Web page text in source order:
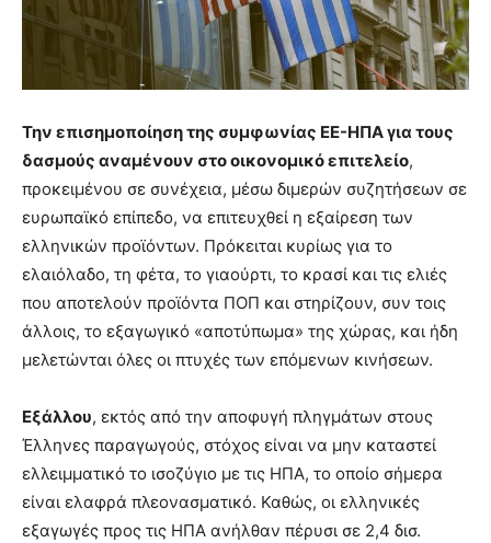
Την επισημοποίηση της συμφωνίας ΕΕ-ΗΠΑ για τους
δασμούς αναμένουν στο οικονομικό επιτελείο,
προκειμένου σε συνέχεια, μέσω διμερών συζητήσεων σε
ευρωπαϊκό επίπεδο, να επιτευχθεί η εξαίρεση των
ελληνικών προϊόντων. Πρόκειται κυρίως για το
ελαιόλαδο, τη φέτα, το γιαούρτι, το κρασί και τις ελιές
που αποτελούν προϊόντα ΠΟΠ και στηρίζουν, συν τοις
άλλοις, το εξαγωγικό «αποτύπωμα» της χώρας, και ήδη
μελετώνται όλες οι πτυχές των επόμενων κινήσεων.
Εξάλλου, εκτός από την αποφυγή πληγμάτων στους
Έλληνες παραγωγούς, στόχος είναι να μην καταστεί
ελλειμματικό το ισοζύγιο με τις ΗΠΑ, το οποίο σήμερα
είναι ελαφρά πλεονασματικό. Καθώς, οι ελληνικές
εξαγωγές προς τις ΗΠΑ ανήλθαν πέρυσι σε 2,4 δισ.